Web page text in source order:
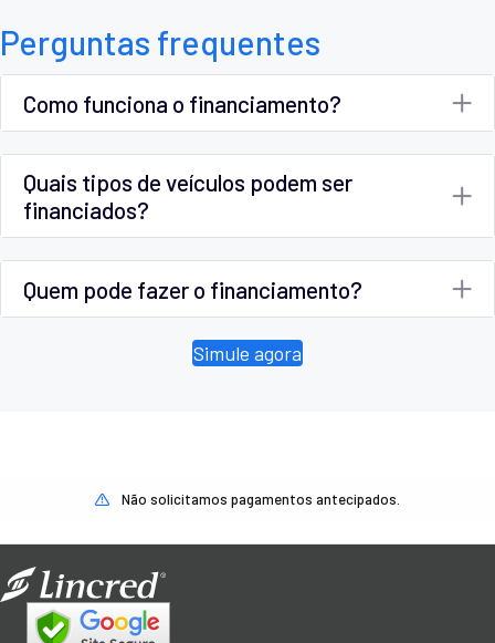
Perguntas frequentes
Como funciona o financiamento?
Quais tipos de veículos podem ser
financiados?
Quem pode fazer o financiamento?
Simule agora
Não solicitamos pagamentos antecipados.